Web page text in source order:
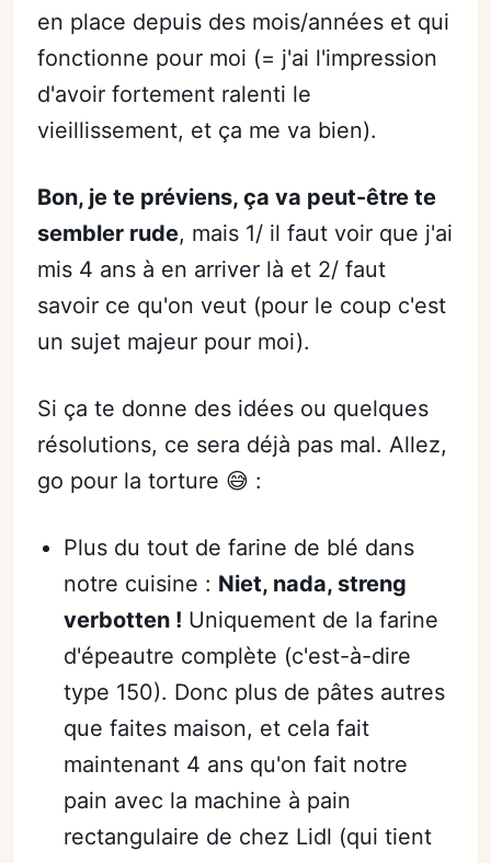
en place depuis des mois/années et qui
fonctionne pour moi (= j'ai l'impression
d'avoir fortement ralenti le
vieillissement, et ça me va bien).
Bon, je te préviens, ça va peut-être te
sembler rude, mais 1/ il faut voir que j'ai
mis 4 ans à en arriver là et 2/ faut
savoir ce qu'on veut (pour le coup c'est
un sujet majeur pour moi).
Si ça te donne des idées ou quelques
résolutions, ce sera déjà pas mal. Allez,
go pour la torture 😅 :
Plus du tout de farine de blé dans
notre cuisine : Niet, nada, streng
verbotten ! Uniquement de la farine
d'épeautre complète (c'est-à-dire
type 150). Donc plus de pâtes autres
que faites maison, et cela fait
maintenant 4 ans qu'on fait notre
pain avec la machine à pain
rectangulaire de chez Lidl (qui tient